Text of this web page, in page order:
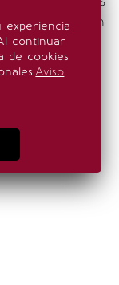
disco con
a finales
experiencia
continuar
de cookies
Aviso